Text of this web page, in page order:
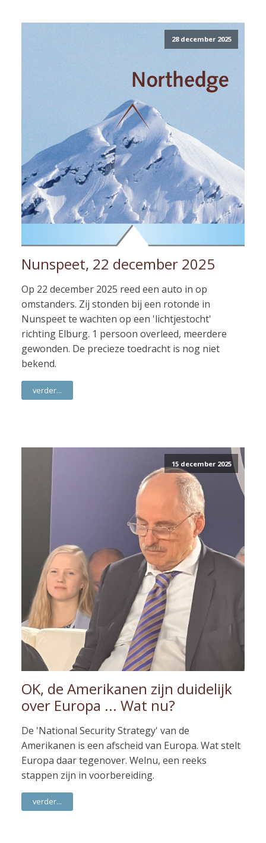
28 december 2025
Nunspeet, 22 december 2025
Op 22 december 2025 reed een auto in op
omstanders. Zij stonden bij een rotonde in
Nunspeet te wachten op een 'lichtjestocht'
richting Elburg. 1 persoon overleed, meerdere
gewonden. De precieze toedracht is nog niet
bekend.
verder...
15 december 2025
OK, de Amerikanen zijn duidelijk
over Europa ... Wat nu?
De 'National Security Strategy' van de
Amerikanen is een afscheid van Europa. Wat stelt
Europa daar tegenover. Welnu, een reeks
stappen zijn in voorbereiding.
verder...